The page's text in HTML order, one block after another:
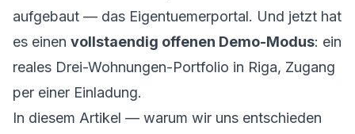
aufgebaut — das Eigentuemerportal. Und jetzt hat
es einen vollstaendig offenen Demo-Modus: ein
reales Drei-Wohnungen-Portfolio in Riga, Zugang
per einer Einladung.
In diesem Artikel — warum wir uns entschieden